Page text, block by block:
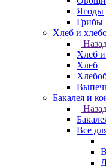
Ягоды
Грибы
Хлеб и
Хлеб и
Хлеб
Бакалея и
Все